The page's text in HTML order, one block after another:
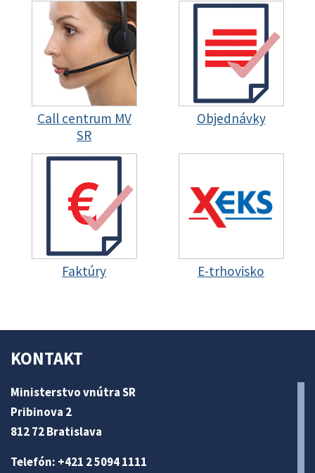
Call centrum MV
SR
Objednávky
Faktúry E-trhovisko
KONTAKT
Ministerstvo vnútra SR
Pribinova 2
812 72 Bratislava
Telefón: +421 2 5094 1111